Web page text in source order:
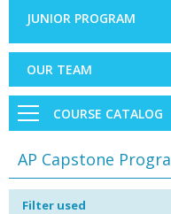
JUNIOR PROGRAM
OUR TEAM
COURSE CATALOG
AP Capstone
Filter used